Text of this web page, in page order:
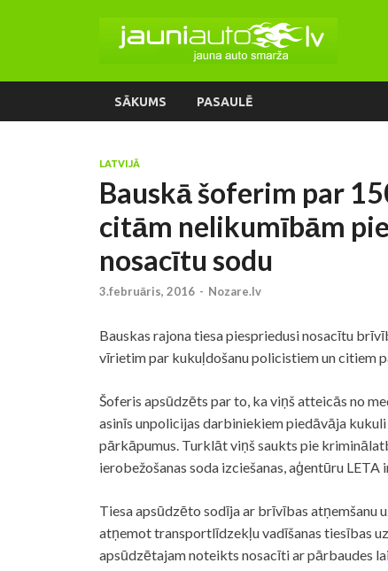
SĀKUMS PASAULĒ
LATVIJĀ
Bauskā šoferim par
citām nelikumībām
nosacītu sodu
3.februāris, 2016 - Nozare.lv
Bauskas rajona tiesa piespriedusi nosacītu
vīrietim par kukuļdošanu policistiem un citiem
Šoferis apsūdzēts par to, ka viņš atteicās no
asinīs unpolicijas darbiniekiem piedāvāja
pārkāpumus. Turklāt viņš saukts pie
ierobežošanas soda izciešanas, aģentūru
Tiesa apsūdzēto sodīja ar brīvības atņemšanu
atņemot transportlīdzekļu vadīšanas tiesības
apsūdzētajam noteikts nosacīti ar pārbaudes